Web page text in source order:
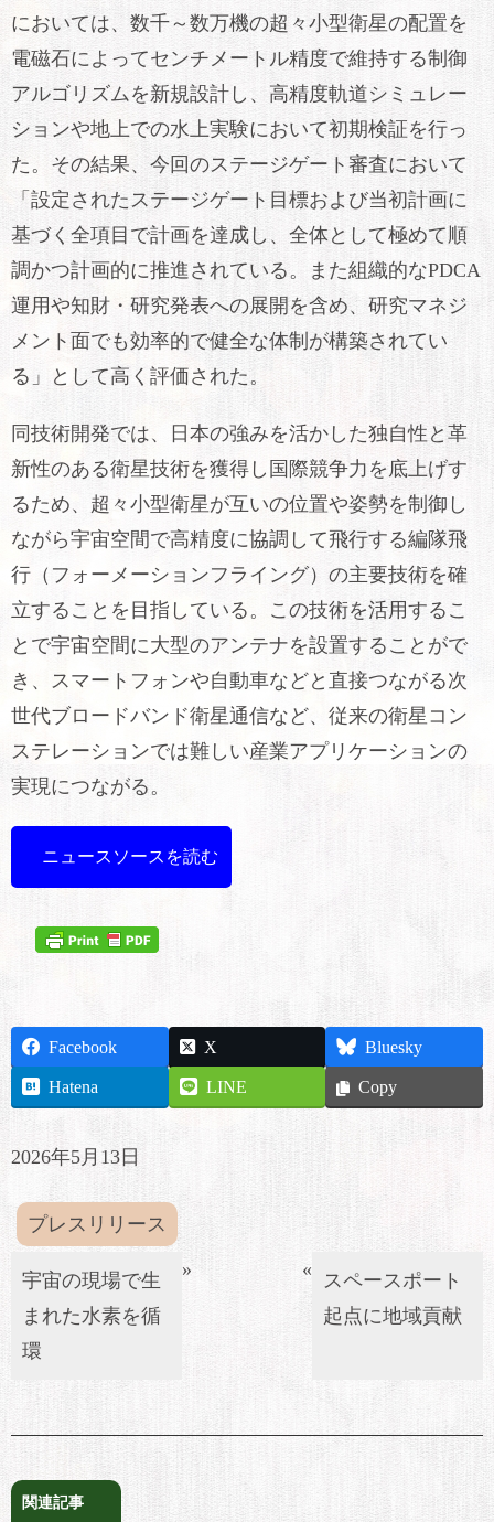
においては、数千～数万機の超々小型衛星の配置を
電磁石によってセンチメートル精度で維持する制御
アルゴリズムを新規設計し、高精度軌道シミュレー
ションや地上での水上実験において初期検証を行っ
た。その結果、今回のステージゲート審査において
「設定されたステージゲート目標および当初計画に
基づく全項目で計画を達成し、全体として極めて順
調かつ計画的に推進されている。また組織的なPDCA
運用や知財・研究発表への展開を含め、研究マネジ
メント面でも効率的で健全な体制が構築されてい
る」として高く評価された。
同技術開発では、日本の強みを活かした独自性と革
新性のある衛星技術を獲得し国際競争力を底上げす
るため、超々小型衛星が互いの位置や姿勢を制御し
ながら宇宙空間で高精度に協調して飛行する編隊飛
行（フォーメーションフライング）の主要技術を確
立することを目指している。この技術を活用するこ
とで宇宙空間に大型のアンテナを設置することがで
き、スマートフォンや自動車などと直接つながる次
世代ブロードバンド衛星通信など、従来の衛星コン
ステレーションでは難しい産業アプリケーションの
実現につながる。
ニュースソースを読む
Facebook X
Bluesky
Hatena
LINE Copy
2026年5月13日
プレスリリース
宇宙の現場で生
まれた水素を循
環
» «
スペースポート
起点に地域貢献
関連記事